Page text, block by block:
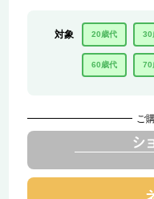
対象 20歳代 30
60歳代 70
ご